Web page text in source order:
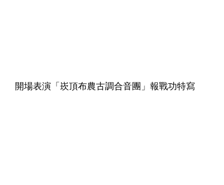
開場表演「崁頂布農古調合音團」報戰功特寫